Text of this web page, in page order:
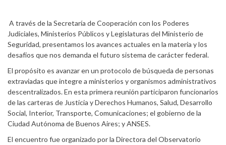
A través de la Secretaría de Cooperación con los Poderes
Judiciales, Ministerios Públicos y Legislaturas del Ministerio de
Seguridad, presentamos los avances actuales en la materia y los
desafíos que nos demanda el futuro sistema de carácter federal.
El propósito es avanzar en un protocolo de búsqueda de personas
extraviadas que integre a ministerios y organismos administrativos
descentralizados. En esta primera reunión participaron funcionarios
de las carteras de Justicia y Derechos Humanos, Salud, Desarrollo
Social, Interior, Transporte, Comunicaciones; el gobierno de la
Ciudad Autónoma de Buenos Aires; y ANSES.
El encuentro fue organizado por la Directora del Observatorio